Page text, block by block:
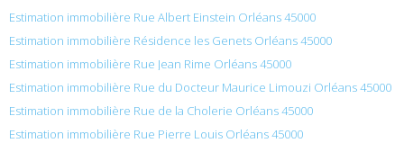
Estimation immobilière Rue Albert Einstein Orléans 45000
Estimation immobilière Résidence les Genets Orléans 45000
Estimation immobilière Rue Jean Rime Orléans 45000
Estimation immobilière Rue du Docteur Maurice Limouzi Orléans 45000
Estimation immobilière Rue de la Cholerie Orléans 45000
Estimation immobilière Rue Pierre Louis Orléans 45000